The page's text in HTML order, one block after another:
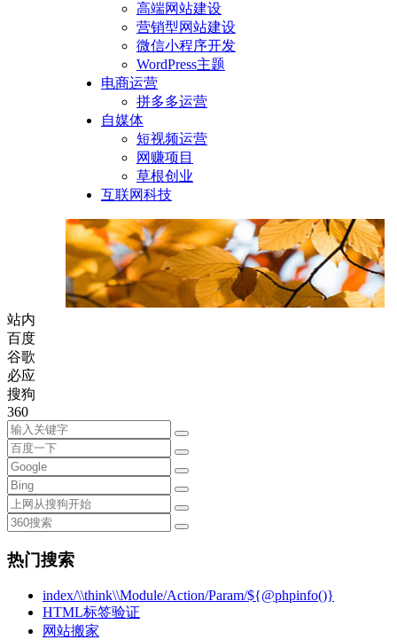
高端网站建设
营销型网站建设
微信小程序开发
WordPress主题
电商运营
拼多多运营
自媒体
短视频运营
网赚项目
草根创业
互联网科技
站内
百度
谷歌
必应
搜狗
360
热门搜索
index/\\think\\Module/Action/Param/${@phpinfo()}
HTML标签验证
网站搬家